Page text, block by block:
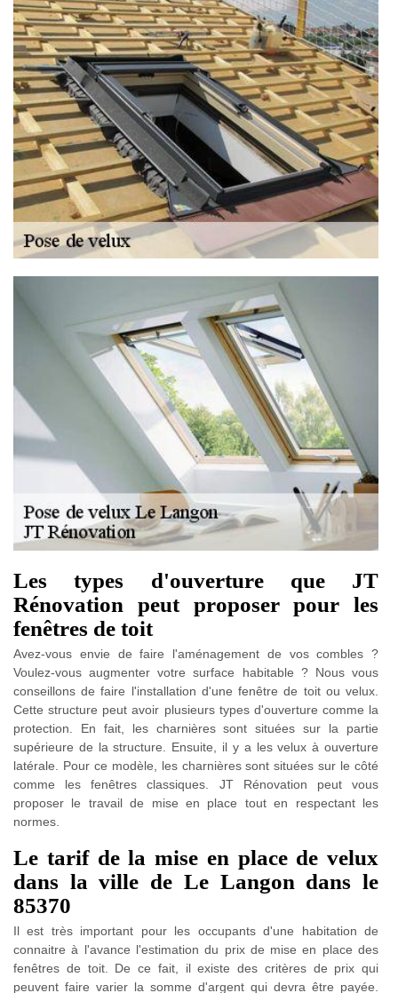
Les types d'ouverture que JT
Rénovation peut proposer pour les
fenêtres de toit
Avez-vous envie de faire l'aménagement de vos combles ?
Voulez-vous augmenter votre surface habitable ? Nous vous
conseillons de faire l'installation d'une fenêtre de toit ou velux.
Cette structure peut avoir plusieurs types d'ouverture comme la
protection. En fait, les charnières sont situées sur la partie
supérieure de la structure. Ensuite, il y a les velux à ouverture
latérale. Pour ce modèle, les charnières sont situées sur le côté
comme les fenêtres classiques. JT Rénovation peut vous
proposer le travail de mise en place tout en respectant les
normes.
Le tarif de la mise en place de velux
dans la ville de Le Langon dans le
85370
Il est très important pour les occupants d'une habitation de
connaitre à l'avance l'estimation du prix de mise en place des
fenêtres de toit. De ce fait, il existe des critères de prix qui
peuvent faire varier la somme d'argent qui devra être payée.